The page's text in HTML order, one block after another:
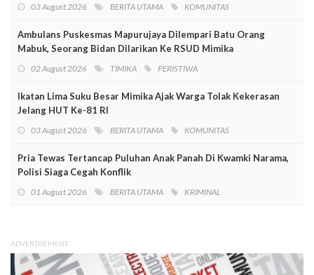
03 August 2026 BERITA UTAMA KOMUNITAS
Ambulans Puskesmas Mapurujaya Dilempari Batu Orang
Mabuk, Seorang Bidan Dilarikan Ke RSUD Mimika
02 August 2026 TIMIKA PERISTIWA
Ikatan Lima Suku Besar Mimika Ajak Warga Tolak Kekerasan
Jelang HUT Ke-81 RI
03 August 2026 BERITA UTAMA KOMUNITAS
Pria Tewas Tertancap Puluhan Anak Panah Di Kwamki Narama,
Polisi Siaga Cegah Konflik
01 August 2026 BERITA UTAMA KRIMINAL
ADVERTISEMENT